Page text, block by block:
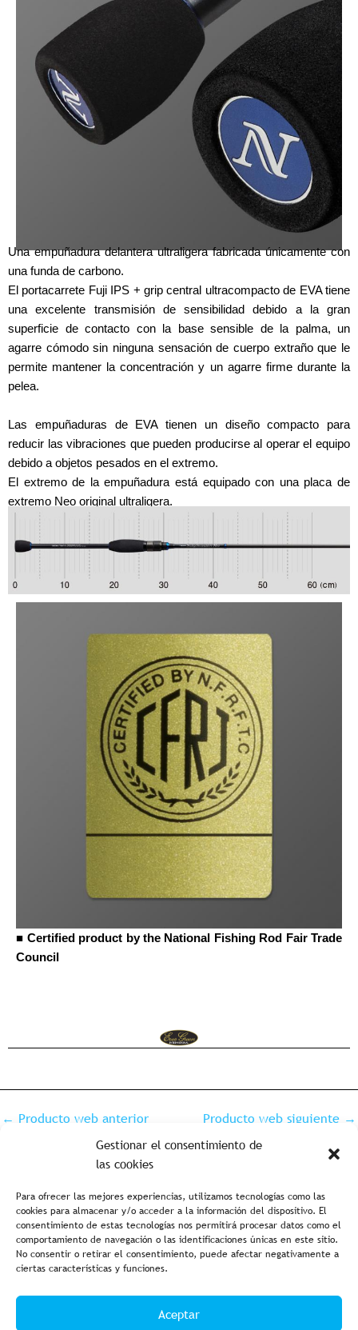
Gestionar el consentimiento de
las cookies
Para ofrecer las mejores experiencias, utilizamos tecnologías como las
cookies para almacenar y/o acceder a la información del dispositivo. El
consentimiento de estas tecnologías nos permitirá procesar datos como el
comportamiento de navegación o las identificaciones únicas en este sitio.
No consentir o retirar el consentimiento, puede afectar negativamente a
ciertas características y funciones.
Aceptar
Una empuñadura delantera ultraligera fabricada únicamente con
una funda de carbono.
El portacarrete Fuji IPS + grip central ultracompacto de EVA tiene
una excelente transmisión de sensibilidad debido a la gran
superficie de contacto con la base sensible de la palma, un
agarre cómodo sin ninguna sensación de cuerpo extraño que le
permite mantener la concentración y un agarre firme durante la
pelea.
Las empuñaduras de EVA tienen un diseño compacto para
reducir las vibraciones que pueden producirse al operar el equipo
debido a objetos pesados en el extremo.
El extremo de la empuñadura está equipado con una placa de
extremo Neo original ultraligera.
■ Certified product by the National Fishing Rod Fair Trade
Council
← Producto web anterior Producto web siguiente →
Aviso legal y política de privacidad Política de cookies